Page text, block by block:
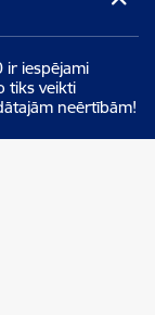
iespējami
tiks veikti
neērtībām!